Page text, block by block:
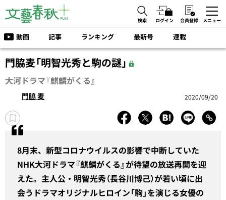
検索 ログイン 会員登録 メニュー
動画 記事 ランキング 最新号 連載
門脇麦「明智光秀と駒の謎」
大河ドラマ『麒麟がくる』
門脇 麦 2020/09/20
8月末、新型コロナウイルスの影響で中断していた
NHK大河ドラマ『麒麟がくる』が待望の放送再開を迎
えた。主人公・明智光秀（長谷川博己）が若い頃に出
会うドラマオリジナルヒロイン「駒」を演じる女優の